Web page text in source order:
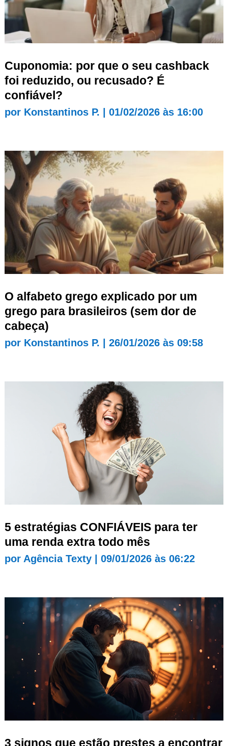
Cuponomia: por que o seu cashback
foi reduzido, ou recusado? É
confiável?
por Konstantinos P. 01/02/2026 às 16:00
O alfabeto grego explicado por um
grego para brasileiros (sem dor de
cabeça)
por Konstantinos P. 26/01/2026 às 09:58
5 estratégias CONFIÁVEIS para ter
uma renda extra todo mês
por Agência Texty| 09/01/2026 às 06:22
3 signos que estão prestes a encontrar